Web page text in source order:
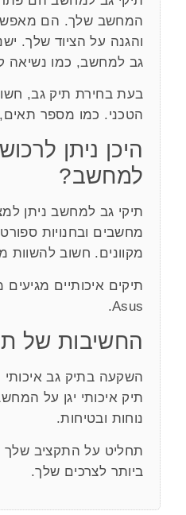
המחשב שלך. הם
והגנה על הציוד שלך.
גב למחשב, כמו נשיאה
בעת בחירת תיק גב,
הטכני. כמו מספר
היכן ניתן
למחשב?
תיקי גב למחשב ניתן
מחשבים ובחנויות
מקוונים. חשוב להשוות
Asus.
החשיבות של
השקעה בתיק גב
תיק איכותי יגן על
נוחות ובטיחות.
תחליט על התקציב
ביותר לצרכים שלך.